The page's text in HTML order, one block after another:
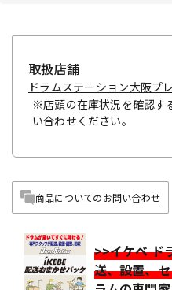
取扱店舗
ドラムステーション大阪プ
※店頭の在庫状況を確認す
い合わせください。
商品についてのお問い合わせ
>>イケベ ド
送、設置、